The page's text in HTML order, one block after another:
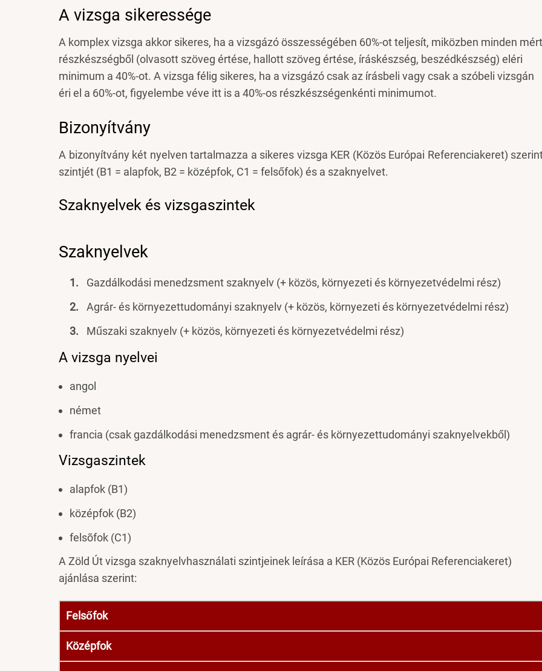
A vizsga sikeressége
A komplex vizsga akkor sikeres, ha a vizsgázó összességében 60%-ot teljesít, miközben minden mért
részkészségből (olvasott szöveg értése, hallott szöveg értése, íráskészség, beszédkészség) eléri
minimum a 40%-ot. A vizsga félig sikeres, ha a vizsgázó csak az írásbeli vagy csak a szóbeli vizsgán
éri el a 60%-ot, figyelembe véve itt is a 40%-os részkészségenkénti minimumot.
Bizonyítvány
A bizonyítvány két nyelven tartalmazza a sikeres vizsga KER (Közös Európai Referenciakeret)
szintjét (B1 = alapfok, B2 = középfok, C1 = felsőfok) és a szaknyelvet.
Szaknyelvek és vizsgaszintek
Szaknyelvek
Gazdálkodási menedzsment szaknyelv (+ közös, környezeti és környezetvédelmi rész)
Agrár- és környezettudományi szaknyelv (+ közös, környezeti és környezetvédelmi rész)
Műszaki szaknyelv (+ közös, környezeti és környezetvédelmi rész)
A vizsga nyelvei
angol
német
francia (csak gazdálkodási menedzsment és agrár- és környezettudományi szaknyelvekből)
Vizsgaszintek
alapfok (B1)
középfok (B2)
felsõfok (C1)
A Zöld Út vizsga szaknyelvhasználati szintjeinek leírása a KER (Közös Európai Referenciakeret)
ajánlása szerint:
Felsőfok
Középfok